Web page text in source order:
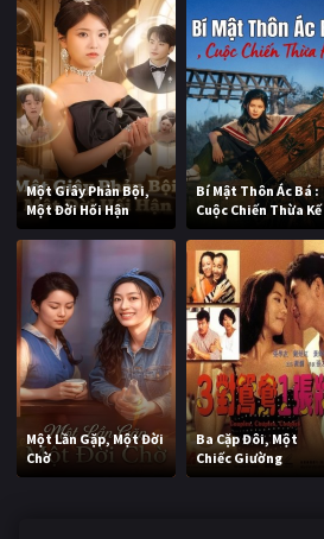
Một Giây Phản Bội,
Một Đời Hối Hận
Bí Mật Thôn Ác Bá :
Cuộc Chiến Thừa Kế
Một Lần Gặp, Một Đời
Chờ
Ba Cặp Đôi, Một
Chiếc Giường